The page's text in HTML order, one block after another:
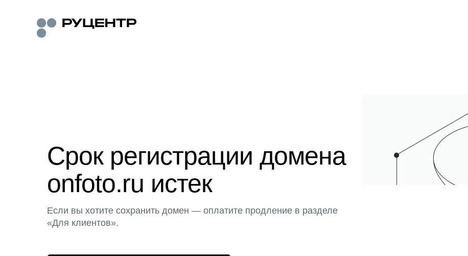
Срок регистрации домена
onfoto.ru истек
Если вы хотите сохранить домен — оплатите продление в разделе
«Для клиентов».